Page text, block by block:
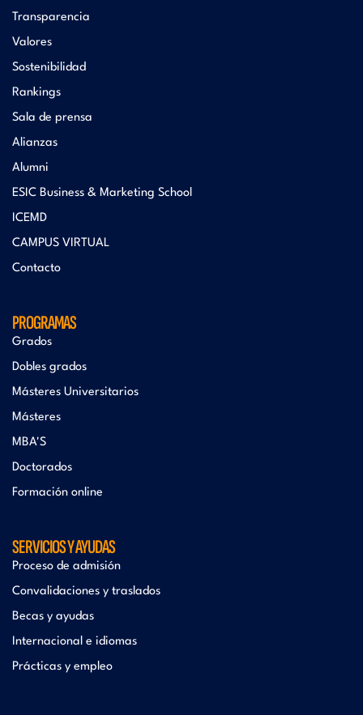
Transparencia
Valores
Sostenibilidad
Rankings
Sala de prensa
Alianzas
Alumni
ESIC Business & Marketing School
ICEMD
CAMPUS VIRTUAL
Contacto
PROGRAMAS
Grados
Dobles grados
Másteres Universitarios
Másteres
MBA'S
Doctorados
Formación online
SERVICIOS Y AYUDAS
Proceso de admisión
Convalidaciones y traslados
Becas y ayudas
Internacional e idiomas
Prácticas y empleo